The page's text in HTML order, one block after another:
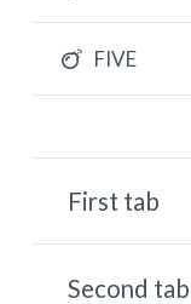
FIVE
First tab
Second tab